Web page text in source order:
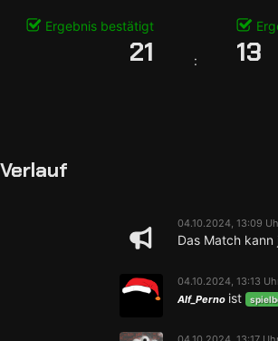
Ergebnis bestätigt
21 : 13
Verlauf
04.10.2024, 13:09
Das Match
04.10.2024, 13:13
Alf_Perno ist